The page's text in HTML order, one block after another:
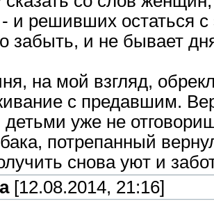
и решивших остаться
забыть, и не бывает
на мой взгляд,
с предавшим.
уже не
потрепанный
снова уют и
[12.08.2014, 21:16]